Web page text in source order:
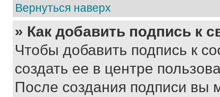
Вернуться наверх
» Как добавить подпись к
Чтобы добавить подпись к
создать ее в центре
После создания подписи вы